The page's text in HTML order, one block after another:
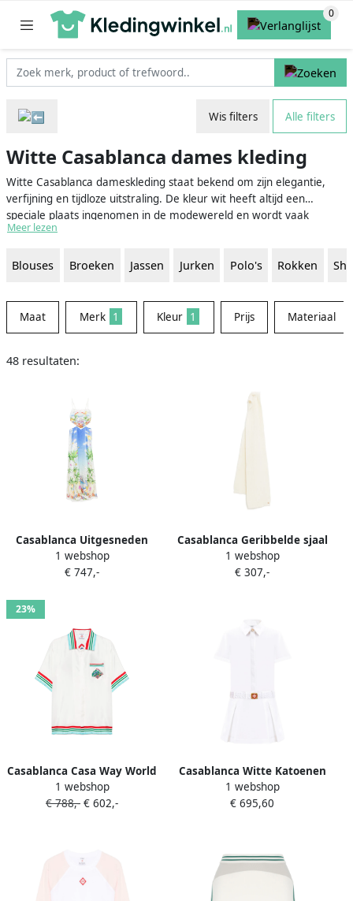
Wis filters Alle filters
Witte Casablanca dames kleding
Witte Casablanca dameskleding staat bekend om zijn elegantie,
verfijning en tijdloze uitstraling. De kleur wit heeft altijd een
speciale plaats ingenomen in de modewereld en wordt vaak
geassocieerd met puurheid, frisheid en zomerse vibes. Casablanca,
wit met zijn verfijnde ontwerpen om stijlvolle en modieuze kleding
luchtige zomerjurken, stijlvolle blousejes tot elegante avondkleding,
witte Casablanca dameskleding heeft het allemaal.
Meer lezen
Blouses Broeken Jassen Jurken Polo's Rokken
Maat Merk 1 Kleur 1 Prijs Materiaal
48 resultaten:
Casablanca Uitgesneden
maxi-jurk Wit
1 webshop
€ 747,-
Casablanca Geribbelde sjaal
Wit
1 webshop
€ 307,-
23%
Casablanca Casa Way World
Series blouse Wit
1 webshop
€ 788,- € 602,-
Casablanca Witte Katoenen
Mini Jurk met Afneembare
Riem White Dames
1 webshop
€ 695,60